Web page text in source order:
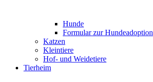
Hunde
Formular zur Hundeadoption
Katzen
Kleintiere
Hof- und Weidetiere
Tierheim